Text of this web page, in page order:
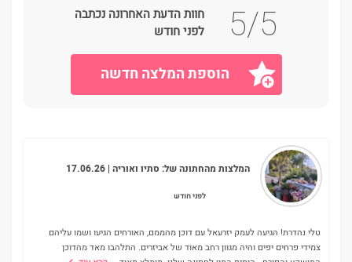
5/5
חוות הדעת האחרונה נכתבה
לפני חודש
הוספת המלצה חדשה
לפני חודש
המלצות מהחתונה של: סתיו ואוריה | 17.06.26
טלי נהדרת! הגיעה לעמק יזרעאל עם דוכן מהממם, האורחים הגיעו ושמו עליהם
צמידי פרחים יפים והיה מגוון רחב מאוד של אביזרים. התלהבו מאד מהדוכן